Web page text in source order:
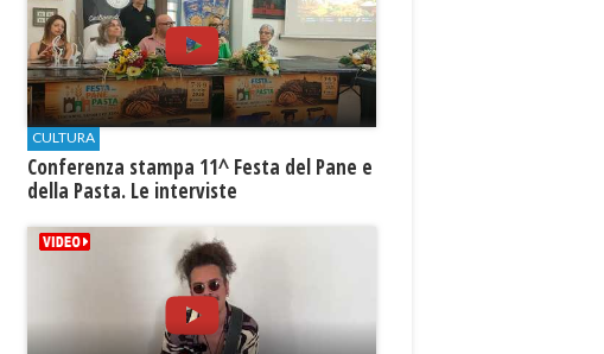
CULTURA
Conferenza stampa 11^ Festa del Pane e
della Pasta. Le interviste